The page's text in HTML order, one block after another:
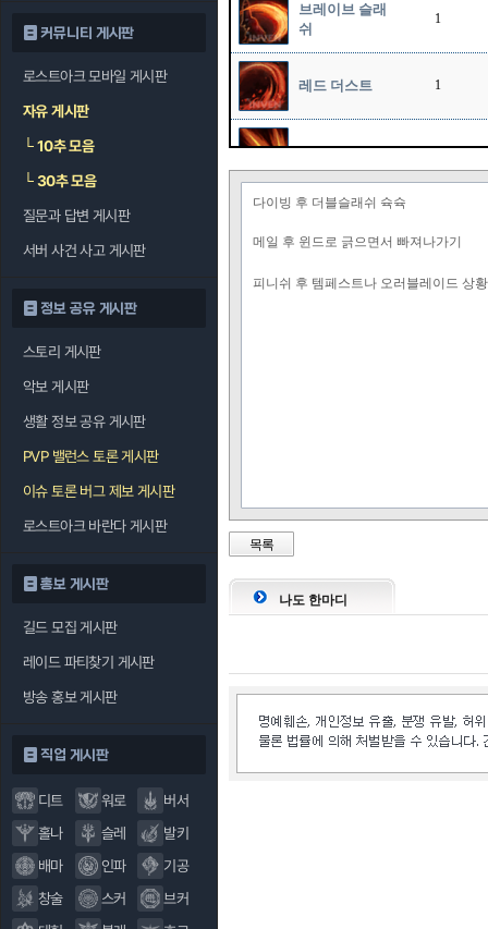
커뮤니티 게시판
로스트아크 모바일 게시판
자유 게시판
└10추 모음
└30추 모음
질문과 답변 게시판
서버 사건 사고 게시판
정보 공유 게시판
스토리 게시판
악보 게시판
생활 정보 공유 게시판
PVP 밸런스 토론 게시판
이슈 토론 버그 제보 게시판
로스트아크 바란다 게시판
홍보 게시판
길드 모집 게시판
레이드 파티찾기 게시판
방송 홍보 게시판
직업 게시판
디트 워로
버서
홀나
슬레
발키
배마
인파
기공
창술
스커
브커
브레이브 슬래
쉬
1
레드 더스트 1
소드 스톰 1
다이빙 후 더블슬래쉬 슉슉
메일 후 윈드로 긁으면서 빠져나가기
피니쉬 후 템페스트나 오러블레이드 상
목록
나도 한마디